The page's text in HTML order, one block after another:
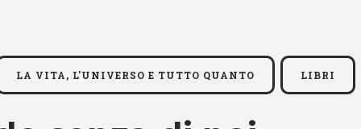
LA VITA, L'UNIVERSO E TUTTO QUANTO LIBRI